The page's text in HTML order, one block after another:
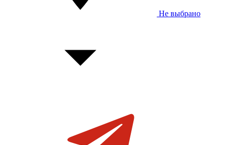
Не выбрано